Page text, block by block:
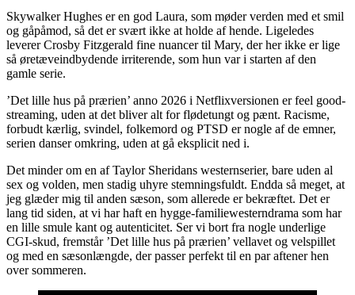
Skywalker Hughes er en god Laura, som møder verden med et smil
og gåpåmod, så det er svært ikke at holde af hende. Ligeledes
leverer Crosby Fitzgerald fine nuancer til Mary, der her ikke er lige
så øretæveindbydende irriterende, som hun var i starten af den
gamle serie.
’Det lille hus på prærien’ anno 2026 i Netflixversionen er feel good-
streaming, uden at det bliver alt for flødetungt og pænt. Racisme,
forbudt kærlig, svindel, folkemord og PTSD er nogle af de emner,
serien danser omkring, uden at gå eksplicit ned i.
Det minder om en af Taylor Sheridans westernserier, bare uden al
sex og volden, men stadig uhyre stemningsfuldt. Endda så meget, at
jeg glæder mig til anden sæson, som allerede er bekræftet. Det er
lang tid siden, at vi har haft en hygge-familiewesterndrama som har
en lille smule kant og autenticitet. Ser vi bort fra nogle underlige
CGI-skud, fremstår ’Det lille hus på prærien’ vellavet og velspillet
og med en sæsonlængde, der passer perfekt til en par aftener hen
over sommeren.